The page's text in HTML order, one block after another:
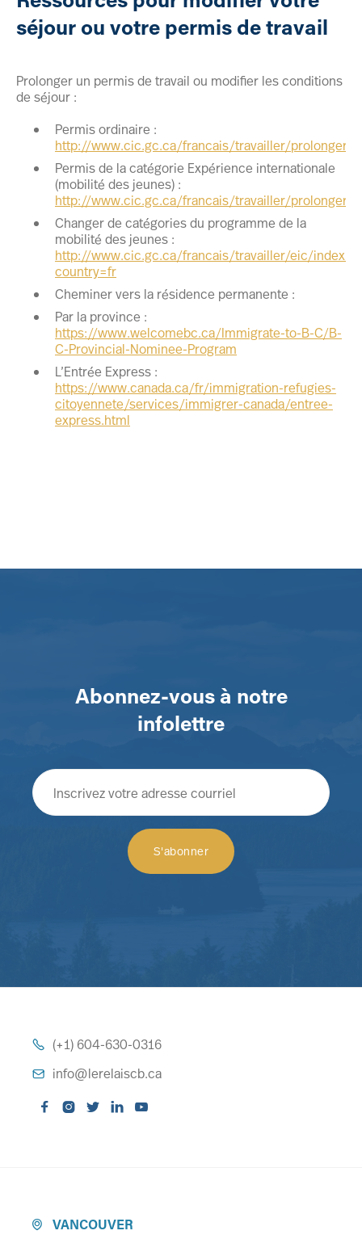
séjour ou votre permis de travail
Prolonger un permis de travail ou modifier les conditions
de séjour :
Permis ordinaire :
http://www.cic.gc.ca/francais/travailler/
Permis de la catégorie Expérience internationale
(mobilité des jeunes) :
http://www.cic.gc.ca/francais/travailler/prolonger/
Changer de catégories du programme de la
mobilité des jeunes :
http://www.cic.gc.ca/francais/travailler/eic/
country=fr
Cheminer vers la résidence permanente :
Par la province :
https://www.welcomebc.ca/Immigrate-to-B-C/B-
C-Provincial-Nominee-Program
L’Entrée Express :
https://www.canada.ca/fr/immigration-refugies-
citoyennete/services/immigrer-canada/entree-
express.html
Abonnez-vous à notre
infolettre
 (+1) 604-630-0316
 info@lerelaiscb.ca
    

VANCOUVER